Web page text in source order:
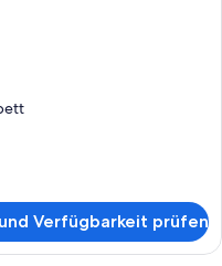
Verfügbarkeit prüfen